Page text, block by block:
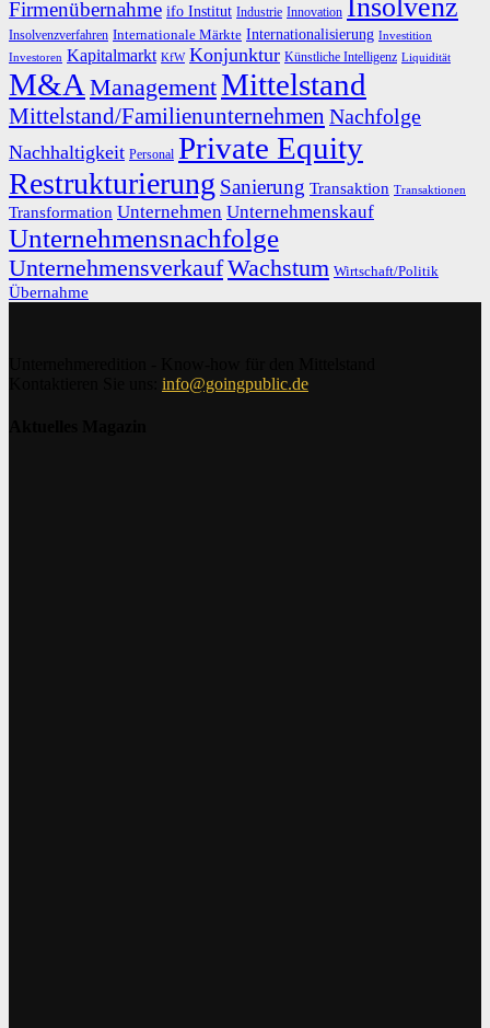
Firmenübernahme ifo Institut Industrie Innovation Insolvenz
Insolvenzverfahren Internationale Märkte Internationalisierung Investition
Investoren Kapitalmarkt KfW Konjunktur Künstliche Intelligenz Liquidität
M&A ManagementMittelstand
Mittelstand/Familienunternehmen Nachfolge
Nachhaltigkeit Personal Private Equity
Restrukturierung Sanierung Transaktion Transaktionen
Transformation Unternehmen Unternehmenskauf
Unternehmensnachfolge
UnternehmensverkaufWachstum Wirtschaft/Politik
Übernahme
info@goingpublic.de